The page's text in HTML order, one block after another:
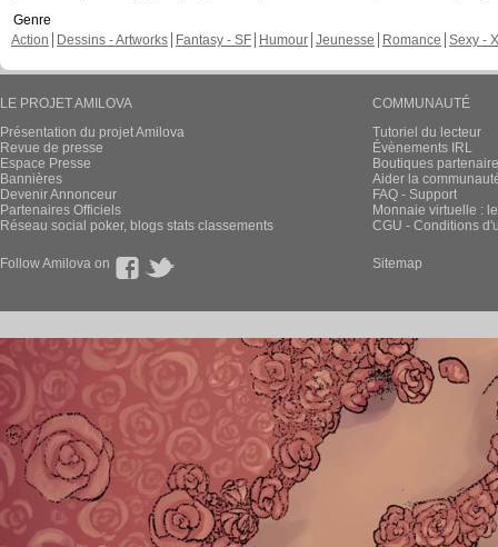
Genre
Action
Dessins - Artworks Fantasy - SF Humour Jeunesse Romance Sexy -
LE PROJET AMILOVA
Présentation du projet Amilova
Revue de presse
Espace Presse
Bannières
Devenir Annonceur
Partenaires Officiels
Réseau social poker, blogs stats classements
COMMUNAUTÉ
Tutoriel du lecteur
Évènements IRL
Boutiques
Aider la
FAQ - Support
Monnaie virtuelle :
CGU - Conditions
Follow Amilova on Sitemap